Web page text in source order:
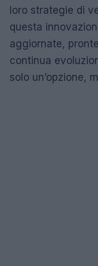
loro strategie di
questa
aggiornate,
continua
solo un’opzione,